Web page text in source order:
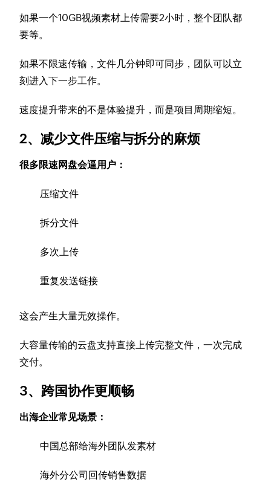
如果一个10GB视频素材上传需要2小时，整个团队都
要等。
如果不限速传输，文件几分钟即可同步，团队可以立
刻进入下一步工作。
速度提升带来的不是体验提升，而是项目周期缩短。
2、减少文件压缩与拆分的麻烦
很多限速网盘会逼用户：
压缩文件
拆分文件
多次上传
重复发送链接
这会产生大量无效操作。
大容量传输的云盘支持直接上传完整文件，一次完成
交付。
3、跨国协作更顺畅
出海企业常见场景：
中国总部给海外团队发素材
海外分公司回传销售数据